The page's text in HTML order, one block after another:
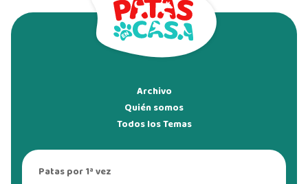
Archivo
Quién somos
Todos los Temas
Patas por 1ª vez